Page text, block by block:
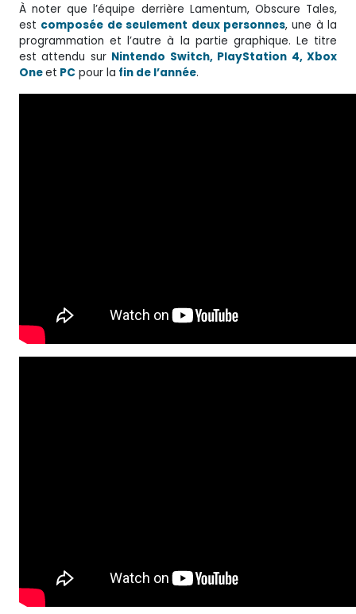
À noter que l’équipe derrière Lamentum, Obscure Tales,
est composée de seulement deux personnes, une à la
programmation et l’autre à la partie graphique. Le titre
est attendu sur Nintendo Switch, PlayStation 4, Xbox
Oneet PC pour la fin de l’année.